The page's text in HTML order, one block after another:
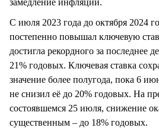
замедление инфляции.
С июля 2023 года до октября 2024
постепенно повышал ключевую
достигла рекордного за последнее
21% годовых. Ключевая ставка
значение более полугода, пока 6
не снизил её до 20% годовых. На
состоявшемся 25 июля, снижение
существенным – до 18% годовых.